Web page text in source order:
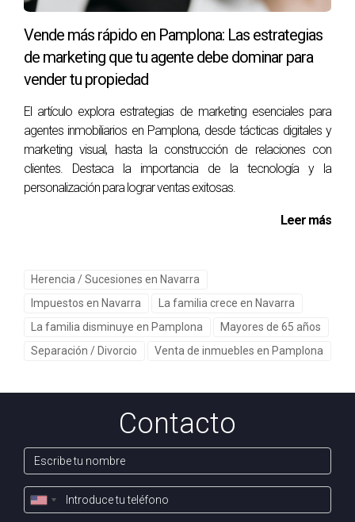
inmobiliario?
No es obligatorio contratar a un agente inmobiliario; sin
embargo, su experiencia puede facilitar mucho el proceso
y ayudarte a obtener un mejor precio.
¿Cuánto tiempo tarda en venderse una
vivienda en Pamplona?
El tiempo puede variar considerablemente dependiendo del
tipo de propiedad y su ubicación; sin embargo, muchas
Los gastos notariales pueden incluir honorarios del notario
Recuerda que cada detalle cuenta al momento de vender
tu vivienda. Si tienes más preguntas o deseas asistencia
Estoy aquí para ayudarte a hacer realidad tus objetivos
inmobiliarios.
Escríbeme por
WhatsApp
mi canal
Vende más rápido en Pamplona: Las estrategias
de marketing que tu agente debe dominar para
vender tu propiedad
El artículo explora estrategias de marketing esenciales para
agentes inmobiliarios en Pamplona, desde tácticas digitales y
marketing visual, hasta la construcción de relaciones con
clientes. Destaca la importancia de la tecnología y la
personalización para lograr ventas exitosas.
Leer más
Herencia / Sucesiones en Navarra
Impuestos en Navarra
La familia crece en Navarra
La familia disminuye en Pamplona
Mayores de 65 años
Separación / Divorcio
Venta de inmuebles en Pamplona
Contacto